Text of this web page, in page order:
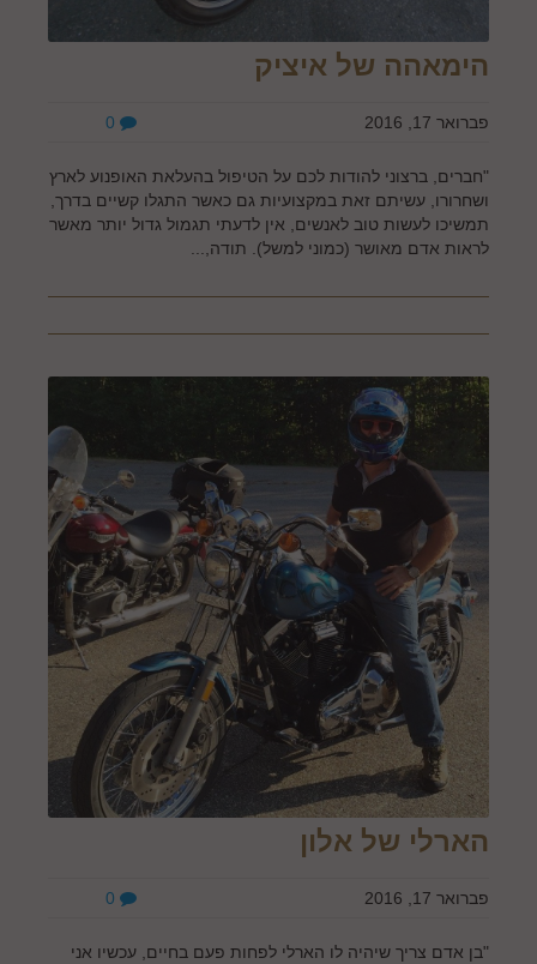
הימאהה של איציק
פברואר 17, 2016
"חברים, ברצוני להודות לכם על הטיפול בהעלאת האופנוע לארץ
ושחרורו, עשיתם זאת במקצועיות גם כאשר התגלו קשיים בדרך,
תמשיכו לעשות טוב לאנשים, אין לדעתי תגמול גדול יותר מאשר
לראות אדם מאושר (כמוני למשל). תודה,...
הארלי של אלון
פברואר 17, 2016
"בן אדם צריך שיהיה לו הארלי לפחות פעם בחיים, עכשיו אני